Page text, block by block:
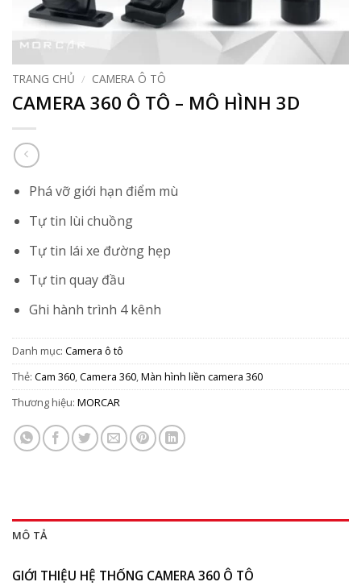
TRANG CHỦ / CAMERA Ô TÔ
CAMERA 360 Ô TÔ – MÔ HÌNH 3D
Phá vỡ giới hạn điểm mù
Tự tin lùi chuồng
Tự tin lái xe đường hẹp
Tự tin quay đầu
Ghi hành trình 4 kênh
Danh mục: Camera ô tô
Thẻ: Cam 360,Camera 360,Màn hình liền camera 360
Thương hiệu: MORCAR
MÔ TẢ
GIỚI THIỆU HỆ THỐNG CAMERA 360 Ô TÔ